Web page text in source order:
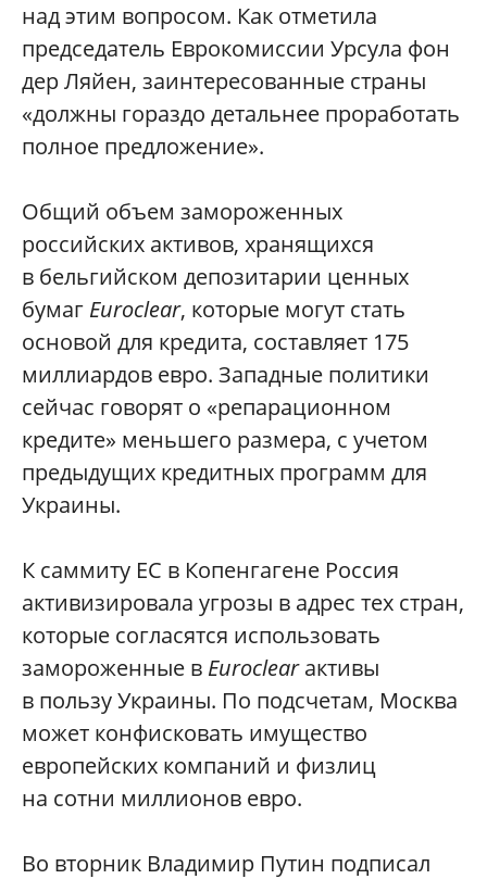
над этим вопросом. Как отметила
председатель Еврокомиссии Урсула фон
дер Ляйен, заинтересованные страны
«должны гораздо детальнее проработать
полное предложение».
Общий объем замороженных
российских активов, хранящихся
в бельгийском депозитарии ценных
бумаг Euroclear, которые могут стать
основой для кредита, составляет 175
миллиардов евро. Западные политики
сейчас говорят о «репарационном
кредите» меньшего размера, с учетом
предыдущих кредитных программ для
Украины.
К саммиту ЕС в Копенгагене Россия
активизировала угрозы в адрес тех стран,
которые согласятся использовать
замороженные в Euroclearактивы
в пользу Украины. По подсчетам, Москва
может конфисковать имущество
европейских компаний и физлиц
на сотни миллионов евро.
Во вторник Владимир Путин подписал